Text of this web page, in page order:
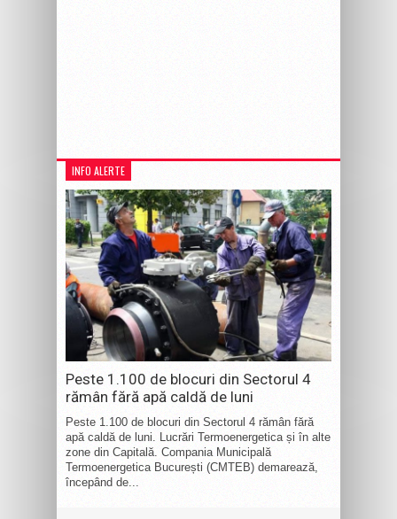
INFO ALERTE
Peste 1.100 de blocuri din Sectorul 4
rămân fără apă caldă de luni
Peste 1.100 de blocuri din Sectorul 4 rămân fără
apă caldă de luni. Lucrări Termoenergetica și în alte
zone din Capitală. Compania Municipală
Termoenergetica București (CMTEB) demarează,
începând de...